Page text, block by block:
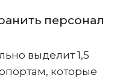
персонал
выделит 1,5
которые